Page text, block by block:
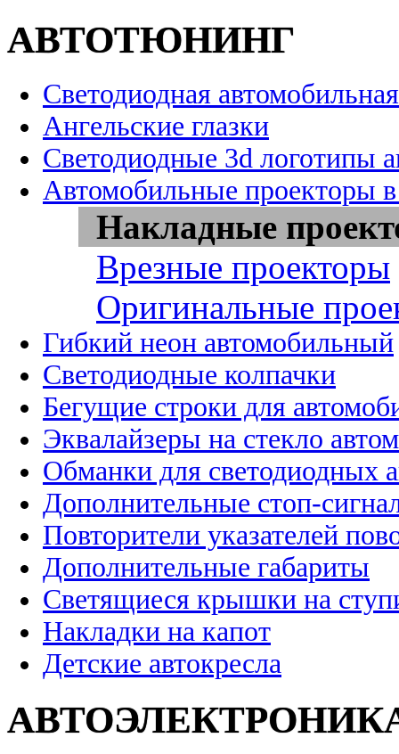
АВТОТЮНИНГ
Светодиодная
Ангельские глазки
Светодиодные 3d логотипы
Автомобильные проекторы
Накладные
Врезные проекторы
Оригинальные
Гибкий неон автомобильный
Светодиодные колпачки
Бегущие строки для
Эквалайзеры на стекло
Обманки для светодиодных
Дополнительные стоп-
Повторители указателей
Дополнительные габариты
Светящиеся крышки на
Накладки на капот
Детские автокресла